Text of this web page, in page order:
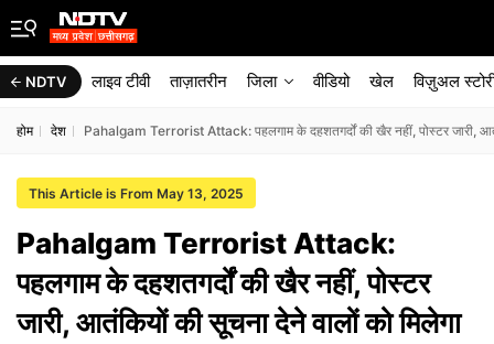
NDTV लाइव टीवी ताज़ातरीन जिला वीडियो खेल विज़ुअल
होम देश Pahalgam Terrorist Attack: पहलगाम के दहशतगर्दों की खैर नहीं, पोस्टर जारी,
This Article is From May 13, 2025
Pahalgam Terrorist Attack:
पहलगाम के दहशतगर्दों की खैर नहीं, पोस्टर
जारी, आतंकियों की सूचना देने वालों को मिलेगा